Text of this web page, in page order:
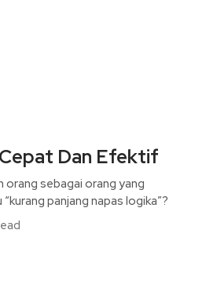
Dan Efektif
orang sebagai orang yang
“kurang panjang napas logika”?